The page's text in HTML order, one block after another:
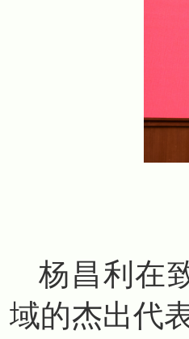
杨昌利在
域的杰出代